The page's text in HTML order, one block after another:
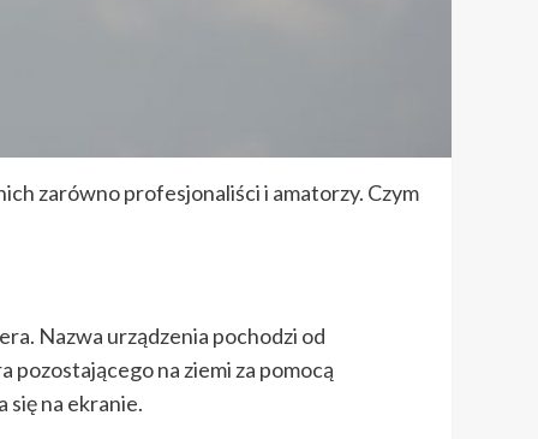
zarówno profesjonaliści i amatorzy. Czym
Nazwa urządzenia pochodzi od
pozostającego na ziemi za pomocą
na ekranie.